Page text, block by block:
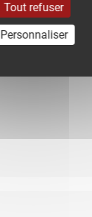
Tout refuser
Personnaliser